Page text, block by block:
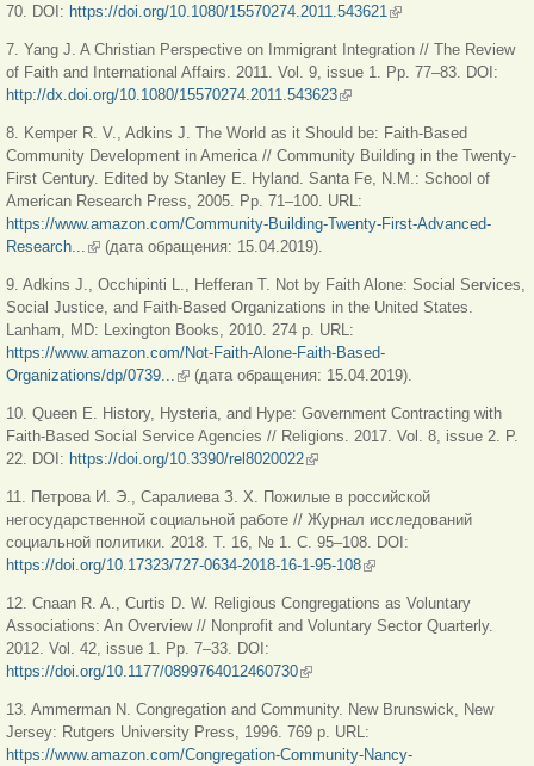
70. DOI: https://doi.org/10.1080/15570274.2011.543621(внешняя ссылка)
7. Yang J. A Christian Perspective on Immigrant Integration // The Review
of Faith and International Affairs. 2011. Vol. 9, issue 1. Pp. 77–83. DOI:
http://dx.doi.org/10.1080/15570274.2011.543623(внешняя ссылка)
8. Kemper R. V., Adkins J. The World as it Should be: Faith-Based
Community Development in America // Community Building in the Twenty-
First Century. Edited by Stanley E. Hyland. Santa Fe, N.M.: School of
American Research Press, 2005. Pp. 71–100. URL:
https://www.amazon.com/Community-Building-Twenty-First-Advanced-
Research... (внешняя ссылка)
(дата обращения: 15.04.2019).
9. Adkins J., Occhipinti L., Hefferan T. Not by Faith Alone: Social Services,
Social Justice, and Faith-Based Organizations in the United States.
Lanham, MD: Lexington Books, 2010. 274 p. URL:
https://www.amazon.com/Not-Faith-Alone-Faith-Based-
Organizations/dp/0739... (внешняя ссылка)
(дата обращения: 15.04.2019).
10. Queen E. History, Hysteria, and Hype: Government Contracting with
Faith-Based Social Service Agencies // Religions. 2017. Vol. 8, issue 2. P.
22. DOI: https://doi.org/10.3390/rel8020022(внешняя ссылка)
11. Петрова И. Э., Саралиева З. Х. Пожилые в российской
негосударственной социальной работе // Журнал исследований
социальной политики. 2018. Т. 16, № 1. С. 95–108. DOI:
https://doi.org/10.17323/727-0634-2018-16-1-95-108(внешняя ссылка)
12. Cnaan R. A., Curtis D. W. Religious Congregations as Voluntary
Associations: An Overview // Nonprofit and Voluntary Sector Quarterly.
2012. Vol. 42, issue 1. Pp. 7–33. DOI:
https://doi.org/10.1177/0899764012460730(внешняя ссылка)
13. Ammerman N. Congregation and Community. New Brunswick, New
Jersey: Rutgers University Press, 1996. 769 p. URL:
https://www.amazon.com/Congregation-Community-Nancy-